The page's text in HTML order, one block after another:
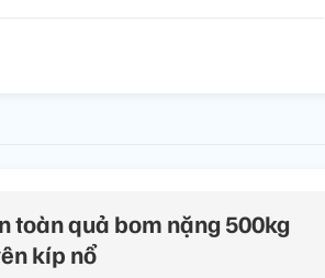
toàn quả bom nặng 500kg
kíp nổ